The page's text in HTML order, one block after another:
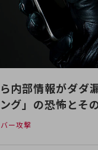
ループのサステナビリテ
内部情報がダダ
グ」の恐怖とそ
ー攻撃